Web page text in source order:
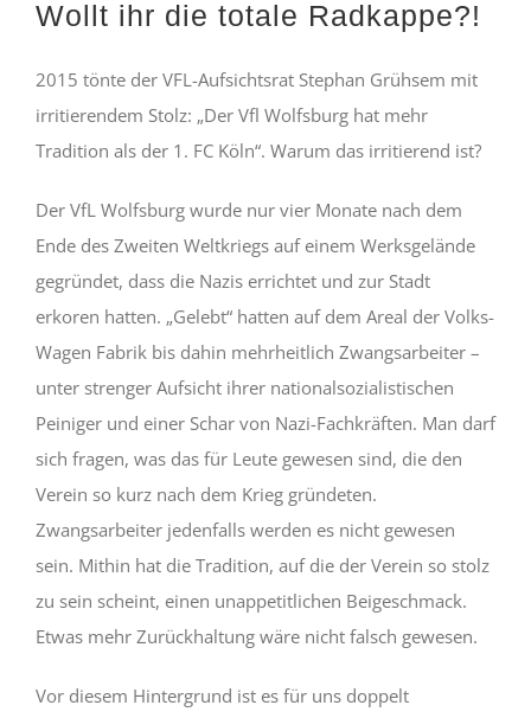
Wollt ihr die totale Radkappe?!
2015 tönte der VFL-Aufsichtsrat Stephan Grühsem mit
irritierendem Stolz: „Der Vfl Wolfsburg hat mehr
Tradition als der 1. FC Köln“. Warum das irritierend ist?
Der VfL Wolfsburg wurde nur vier Monate nach dem
Ende des Zweiten Weltkriegs auf einem Werksgelände
gegründet, dass die Nazis errichtet und zur Stadt
erkoren hatten. „Gelebt“ hatten auf dem Areal der Volks-
Wagen Fabrik bis dahin mehrheitlich Zwangsarbeiter –
unter strenger Aufsicht ihrer nationalsozialistischen
Peiniger und einer Schar von Nazi-Fachkräften. Man darf
sich fragen, was das für Leute gewesen sind, die den
Verein so kurz nach dem Krieg gründeten.
Zwangsarbeiter jedenfalls werden es nicht gewesen
sein. Mithin hat die Tradition, auf die der Verein so stolz
zu sein scheint, einen unappetitlichen Beigeschmack.
Etwas mehr Zurückhaltung wäre nicht falsch gewesen.
Vor diesem Hintergrund ist es für uns doppelt